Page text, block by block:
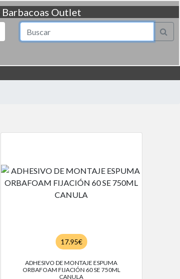
Barbacoas Outlet
17.95€
ADHESIVO DE MONTAJE ESPUMA
ORBAFOAM FIJACIÓN 60 SE 750ML
CANULA